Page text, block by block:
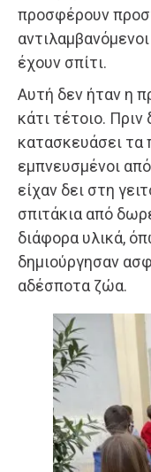
προσφέρουν
έχουν σπίτι.
Αυτή δεν ήταν η
κάτι τέτοιο. Πριν
κατασκευάσει τα
εμπνευσμένοι
είχαν δει στη
σπιτάκια από
διάφορα υλικά,
δημιούργησαν
αδέσποτα ζώα.